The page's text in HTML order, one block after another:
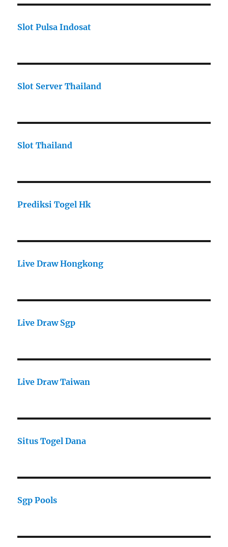
Slot Pulsa Indosat
Slot Server Thailand
Slot Thailand
Prediksi Togel Hk
Live Draw Hongkong
Live Draw Sgp
Live Draw Taiwan
Situs Togel Dana
Sgp Pools